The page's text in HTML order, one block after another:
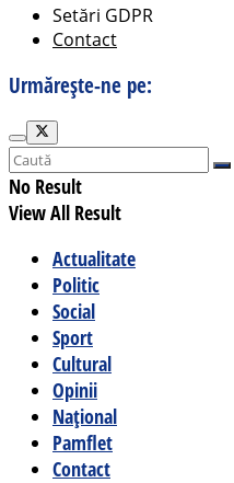
Setări GDPR
Contact
Urmărește-ne pe:
No Result
View All Result
Actualitate
Politic
Social
Sport
Cultural
Opinii
Național
Pamflet
Contact